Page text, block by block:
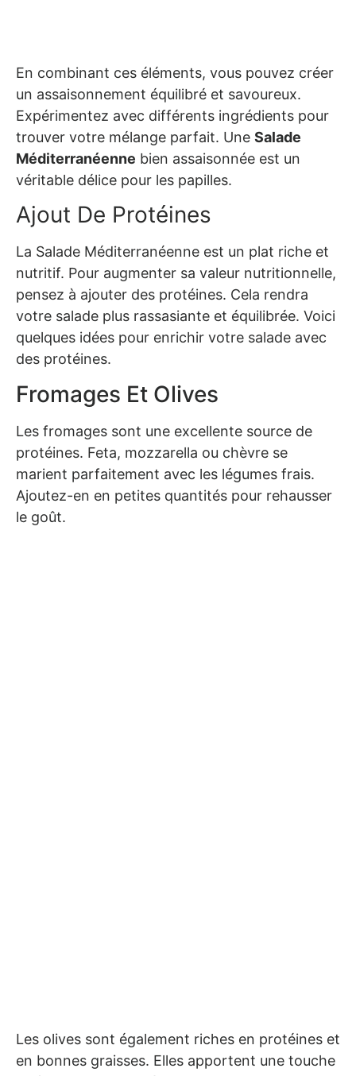
En combinant ces éléments, vous pouvez créer
un assaisonnement équilibré et savoureux.
Expérimentez avec différents ingrédients pour
trouver votre mélange parfait. Une Salade
Méditerranéenne bien assaisonnée est un
véritable délice pour les papilles.
Ajout De Protéines
La Salade Méditerranéenne est un plat riche et
nutritif. Pour augmenter sa valeur nutritionnelle,
pensez à ajouter des protéines. Cela rendra
votre salade plus rassasiante et équilibrée. Voici
quelques idées pour enrichir votre salade avec
des protéines.
Fromages Et Olives
Les fromages sont une excellente source de
protéines. Feta, mozzarella ou chèvre se
marient parfaitement avec les légumes frais.
Ajoutez-en en petites quantités pour rehausser
le goût.
Les olives sont également riches en protéines et
en bonnes graisses. Elles apportent une touche